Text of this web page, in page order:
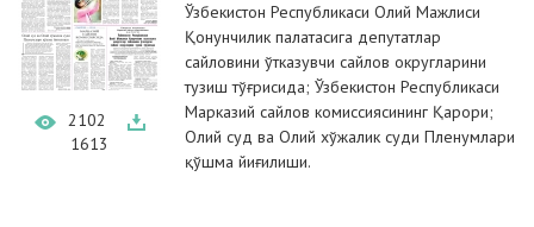
2102
1613
Ўзбекистон Республикаси Олий Мажлиси
Қонунчилик палатасига депутатлар
сайловини ўтказувчи сайлов округларини
тузиш тўғрисида; Ўзбекистон Республикаси
Марказий сайлов комиссиясининг Қарори;
Олий суд ва Олий хўжалик суди Пленумлари
қўшма йиғилиши.